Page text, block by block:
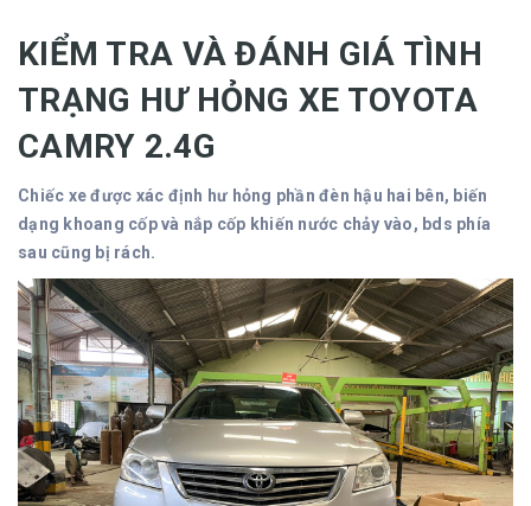
KIỂM TRA VÀ ĐÁNH GIÁ TÌNH
TRẠNG HƯ HỎNG XE TOYOTA
CAMRY 2.4G
Chiếc xe được xác định hư hỏng phần đèn hậu hai bên, biến
dạng khoang cốp và nắp cốp khiến nước chảy vào, bds phía
sau cũng bị rách.